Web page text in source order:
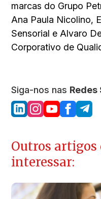
marcas do Grupo
Ana Paula Nicolino,
Sensorial e Alvaro
Corporativo de
Siga-nos nas Redes
Outros artigos
interessar: